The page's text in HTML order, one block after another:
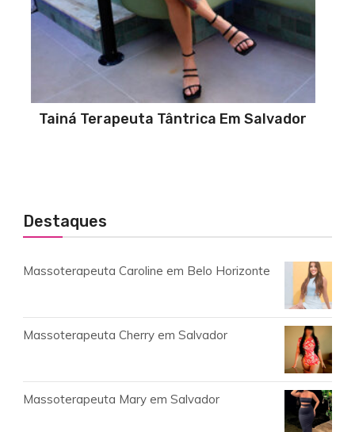
Tainá Terapeuta Tântrica Em Salvador
Destaques
Massoterapeuta Caroline em Belo Horizonte
Massoterapeuta Cherry em Salvador
Massoterapeuta Mary em Salvador